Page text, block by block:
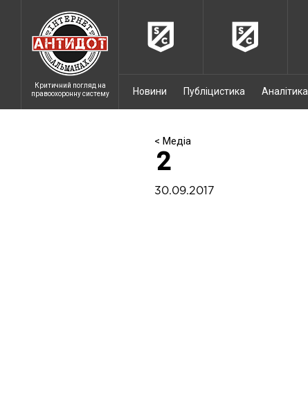
Критичний погляд на
правоохоронну систему
Новини Публіцистика Аналітика
< Медіа
2
30.09.2017